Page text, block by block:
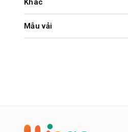
Khác
Mẫu vải